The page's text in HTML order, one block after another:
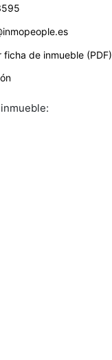
ficha de inmueble (PDF)